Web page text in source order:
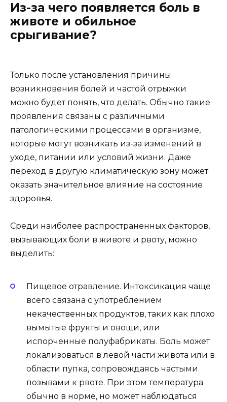
Из-за чего появляется боль в
животе и обильное
срыгивание?
Только после установления причины
возникновения болей и частой отрыжки
можно будет понять, что делать. Обычно такие
проявления связаны с различными
патологическими процессами в организме,
которые могут возникать из-за изменений в
уходе, питании или условий жизни. Даже
переход в другую климатическую зону может
оказать значительное влияние на состояние
здоровья.
Среди наиболее распространенных факторов,
вызывающих боли в животе и рвоту, можно
выделить:
Пищевое отравление. Интоксикация чаще
всего связана с употреблением
некачественных продуктов, таких как плохо
вымытые фрукты и овощи, или
испорченные полуфабрикаты. Боль может
локализоваться в левой части живота или в
области пупка, сопровождаясь частыми
позывами к рвоте. При этом температура
обычно в норме, но может наблюдаться